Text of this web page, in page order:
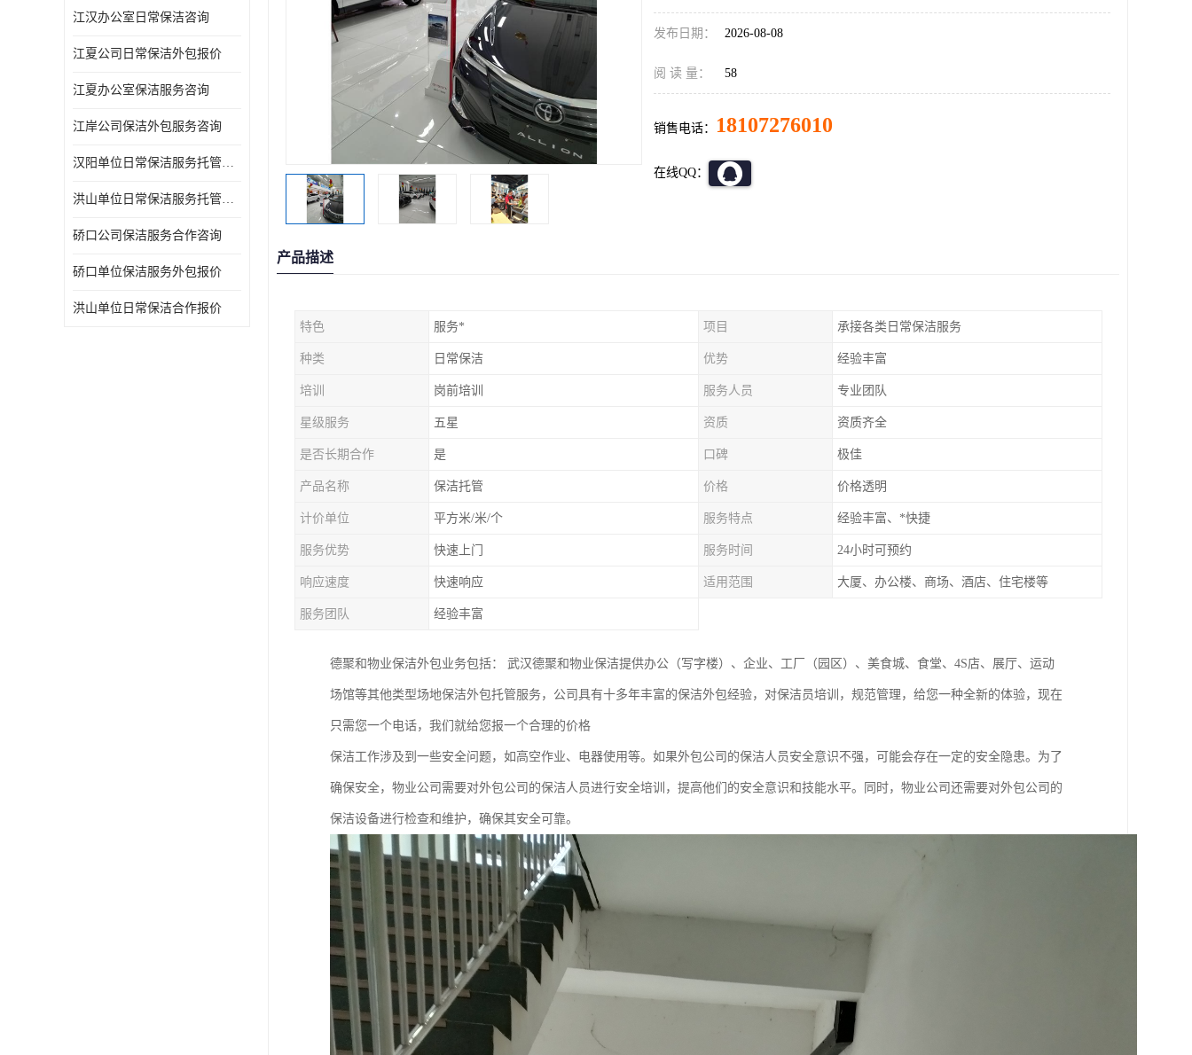
江汉办公室日常保洁咨询
江夏公司日常保洁外包报价
江夏办公室保洁服务咨询
江岸公司保洁外包服务咨询
汉阳单位日常保洁服务托管咨询
洪山单位日常保洁服务托管咨询
硚口公司保洁服务合作咨询
硚口单位保洁服务外包报价
洪山单位日常保洁合作报价
发布日期： 2026-08-08
阅 读 量： 58
销售电话： 18107276010
在线QQ：
产品描述
特色 服务* 项目 承接各类日常保洁服务
种类 日常保洁 优势 经验丰富
培训 岗前培训 服务人员 专业团队
星级服务 五星 资质 资质齐全
是否长期合作 是 口碑 极佳
产品名称 保洁托管 价格 价格透明
计价单位 平方米/米/个 服务特点 经验丰富、*快捷
服务优势 快速上门 服务时间 24小时可预约
响应速度 快速响应 适用范围 大厦、办公楼、商场、酒店、住宅楼等
服务团队 经验丰富
德聚和物业保洁外包业务包括： 武汉德聚和物业保洁提供办公（写字楼）、企业、工厂（园区）、美食城、食堂、4S店、展厅、运动
场馆等其他类型场地保洁外包托管服务，公司具有十多年丰富的保洁外包经验，对保洁员培训，规范管理，给您一种全新的体验，现在
只需您一个电话，我们就给您报一个合理的价格
保洁工作涉及到一些安全问题，如高空作业、电器使用等。如果外包公司的保洁人员安全意识不强，可能会存在一定的安全隐患。为了
确保安全，物业公司需要对外包公司的保洁人员进行安全培训，提高他们的安全意识和技能水平。同时，物业公司还需要对外包公司的
保洁设备进行检查和维护，确保其安全可靠。